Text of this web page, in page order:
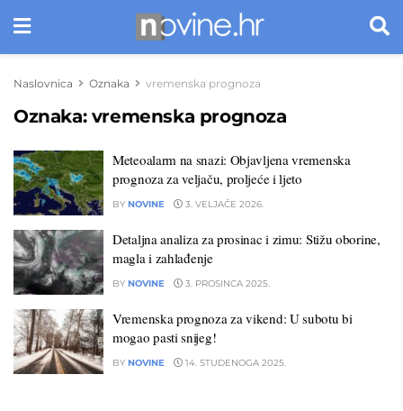
Naslovnica Oznaka vremenska prognoza
Oznaka: vremenska prognoza
Meteoalarm na snazi: Objavljena vremenska
prognoza za veljaču, proljeće i ljeto
BY NOVINE 3. VELJAČE 2026.
Detaljna analiza za prosinac i zimu: Stižu oborine,
magla i zahlađenje
BY NOVINE 3. PROSINCA 2025.
Vremenska prognoza za vikend: U subotu bi
mogao pasti snijeg!
BY NOVINE 14. STUDENOGA 2025.